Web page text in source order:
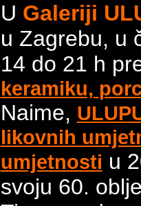
U Galeriji
u Zagrebu, u
14 do 21 h
keramiku,
Naime,
likovnih
umjetnosti u
svoju 60.